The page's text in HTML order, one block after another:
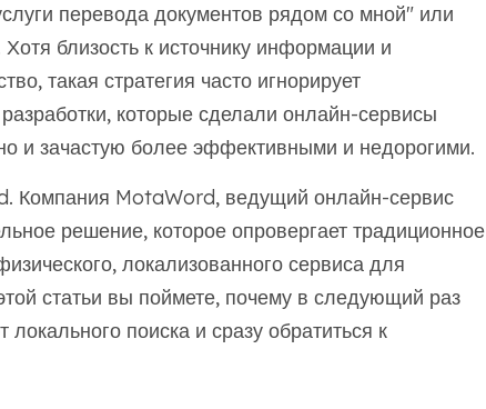
перевода документов рядом со мной" или
близость к источнику информации и
такая стратегия часто игнорирует
которые сделали онлайн-сервисы
и зачастую более эффективными и недорогими.
Компания MotaWord, ведущий онлайн-сервис
решение, которое опровергает традиционное
локализованного сервиса для
статьи вы поймете, почему в следующий раз
локального поиска и сразу обратиться к